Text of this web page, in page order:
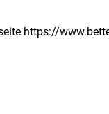
https://